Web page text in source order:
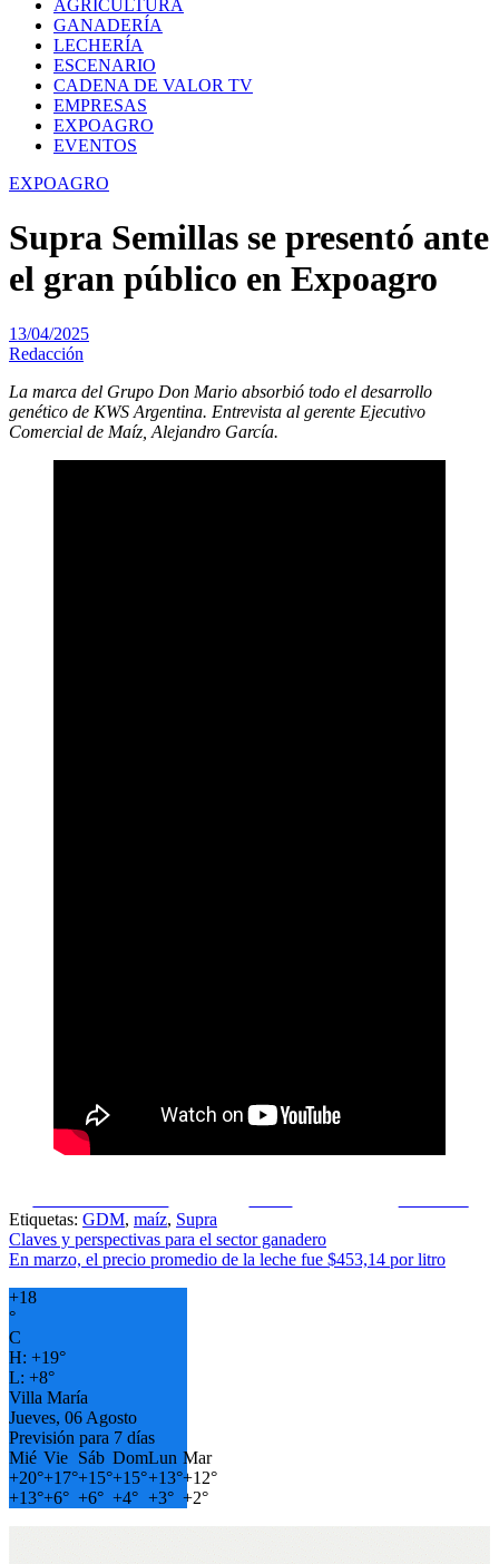
AGRICULTURA
GANADERÍA
LECHERÍA
ESCENARIO
CADENA DE VALOR TV
EMPRESAS
EXPOAGRO
EVENTOS
EXPOAGRO
Supra Semillas se presentó ante
el gran público en Expoagro
13/04/2025
Redacción
La marca del Grupo Don Mario absorbió todo el desarrollo
genético de KWS Argentina. Entrevista al gerente Ejecutivo
Comercial de Maíz, Alejandro García.
Etiquetas: GDM, maíz, Supra
Navegación
de
entradas
Claves y perspectivas para el sector ganadero
En marzo, el precio promedio de la leche fue $453,14 por litro
+18
°
C
H: +19°
L: +8°
Villa María
Jueves, 06 Agosto
Previsión para 7 días
Mié Vie Sáb DomLun Mar
+20°+17°+15°+15°+13°+12°
+13°+6° +6° +4° +3° +2°